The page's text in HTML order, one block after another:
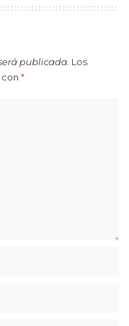
publicada. Los
*